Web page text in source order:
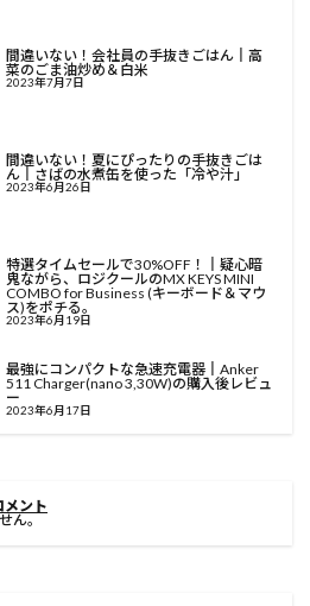
間違いない！会社員の手抜きごはん║高
菜のごま油炒め＆白米
2023年7月7日
間違いない！夏にぴったりの手抜きごは
ん║さばの水煮缶を使った「冷や汁」
2023年6月26日
特選タイムセールで30%OFF！║疑心暗
鬼ながら、ロジクールのMX KEYS MINI
COMBO for Business (キーボード＆マウ
ス)をポチる。
2023年6月19日
最強にコンパクトな急速充電器║Anker
511 Charger(nano 3,30W)の購入後レビュ
ー
2023年6月17日
メント
ん。